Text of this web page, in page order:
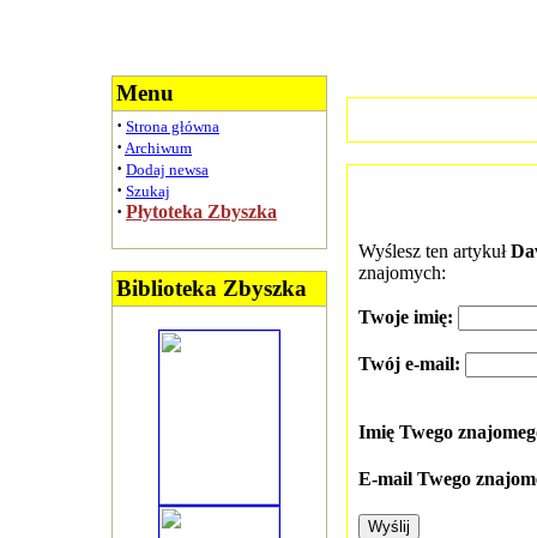
Menu
· Strona główna
· Archiwum
· Dodaj newsa
· Szukaj
· Płytoteka Zbyszka
Biblioteka Zbyszka
Wyślesz ten artykuł
znajomych:
Twoje imię:
Twój e-mail:
Imię Twego
E-mail Twego